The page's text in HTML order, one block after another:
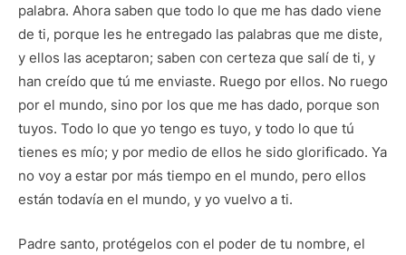
palabra. Ahora saben que todo lo que me has dado viene
de ti, porque les he entregado las palabras que me diste,
y ellos las aceptaron; saben con certeza que salí de ti, y
han creído que tú me enviaste. Ruego por ellos. No ruego
por el mundo, sino por los que me has dado, porque son
tuyos. Todo lo que yo tengo es tuyo, y todo lo que tú
tienes es mío; y por medio de ellos he sido glorificado. Ya
no voy a estar por más tiempo en el mundo, pero ellos
están todavía en el mundo, y yo vuelvo a ti.
Padre santo, protégelos con el poder de tu nombre, el